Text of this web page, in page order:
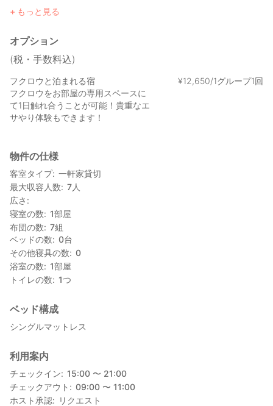
・ドッグラン
・焚火スペース
・バスタオル
・簡易スリッパ
・冷蔵庫
・換気扇
・冷暖房
・コンセント、照明
・BBQテラス
もっと見る
オプション
(税・手数料込)
フクロウと泊まれる宿
フクロウをお部屋の専用スペースに
て1日触れ合うことが可能！貴重なエ
サやり体験もできます！
¥12 ,650/1グループ1回
物件の仕様
客室タイプ 一軒家貸切
最大収容人数
7人
広さ
寝室の数
1部屋
布団の数
7組
ベッドの数
0台
その他寝具の数
0
浴室の数
1部屋
トイレの数
1つ
ベッド構成
シングルマットレス
利用案内
チェックイン
15:00 〜 21:00
チェックアウト
09:00 〜 11:00
ホスト承認
リクエスト